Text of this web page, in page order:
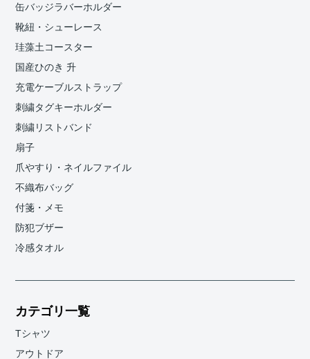
缶バッジラバーホルダー
靴紐・シューレース
珪藻土コースター
国産ひのき 升
充電ケーブルストラップ
刺繍タグキーホルダー
刺繍リストバンド
扇子
爪やすり・ネイルファイル
不織布バッグ
付箋・メモ
防犯ブザー
冷感タオル
カテゴリ一覧
Tシャツ
アウトドア